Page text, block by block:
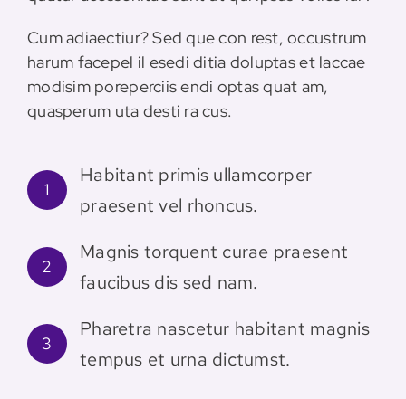
Cum adiaectiur? Sed que con rest, occustrum
harum facepel il esedi ditia doluptas et laccae
modisim poreperciis endi optas quat am,
quasperum uta desti ra cus.
1
Habitant primis ullamcorper
praesent vel rhoncus.
2
Magnis torquent curae praesent
faucibus dis sed nam.
3
Pharetra nascetur habitant magnis
tempus et urna dictumst.